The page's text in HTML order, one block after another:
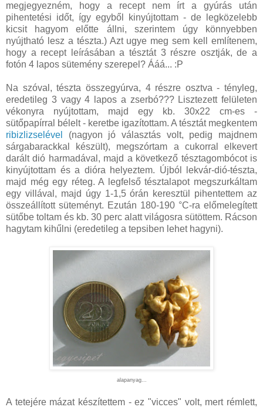
megjegyezném, hogy a recept nem írt a gyúrás után
pihentetési időt, így egyből kinyújtottam - de legközelebb
kicsit hagyom előtte állni, szerintem úgy könnyebben
nyújtható lesz a tészta.) Azt ugye meg sem kell említenem,
hogy a recept leírásában a tésztát 3 részre osztják, de a
fotón 4 lapos sütemény szerepel? Ááá... :P
Na szóval, tészta összegyúrva, 4 részre osztva - tényleg,
eredetileg 3 vagy 4 lapos a zserbó??? Lisztezett felületen
vékonyra nyújtottam, majd egy kb. 30x22 cm-es -
sütőpapírral bélelt - keretbe igazítottam. A tésztát megkentem
ribizlizselével
(nagyon jó választás volt, pedig majdnem
sárgabarackkal készült), megszórtam a cukorral elkevert
darált dió harmadával, majd a következő tésztagombócot is
kinyújtottam és a dióra helyeztem. Újból lekvár-dió-tészta,
majd még egy réteg. A legfelső tésztalapot megszurkáltam
egy villával, majd úgy 1-1,5 órán keresztül pihentettem az
összeállított süteményt. Ezután 180-190 °C-ra előmelegített
sütőbe toltam és kb. 30 perc alatt világosra sütöttem. Rácson
hagytam kihűlni (eredetileg a tepsiben lehet hagyni).
alapanyag...
A tetejére mázat készítettem - ez "vicces" volt, mert rémlett,